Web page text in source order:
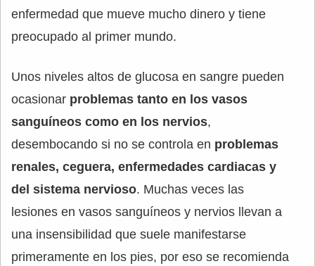
enfermedad que mueve mucho dinero y tiene
preocupado al primer mundo.
Unos niveles altos de glucosa en sangre pueden
ocasionar problemas tanto en los vasos
sanguíneos como en los nervios,
desembocando si no se controla en problemas
renales, ceguera, enfermedades cardiacas y
del sistema nervioso. Muchas veces las
lesiones en vasos sanguíneos y nervios llevan a
una insensibilidad que suele manifestarse
primeramente en los pies, por eso se recomienda